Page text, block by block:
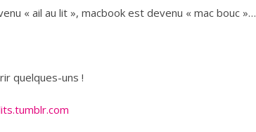
« ail au lit », macbook est devenu « mac bouc »…
quelques-uns !